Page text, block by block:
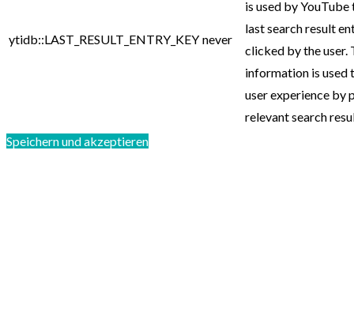
ytidb::LAST_RESULT_ENTRY_KEY never
is used by
last search result
clicked by the user.
information is used
user experience by
relevant search
Speichern und akzeptieren